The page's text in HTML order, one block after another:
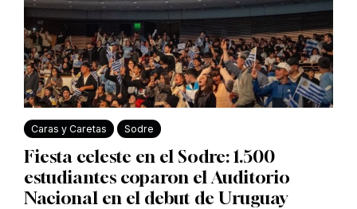
Caras y Caretas Sodre
Fiesta celeste en el Sodre: 1.500
estudiantes coparon el Auditorio
Nacional en el debut de Uruguay